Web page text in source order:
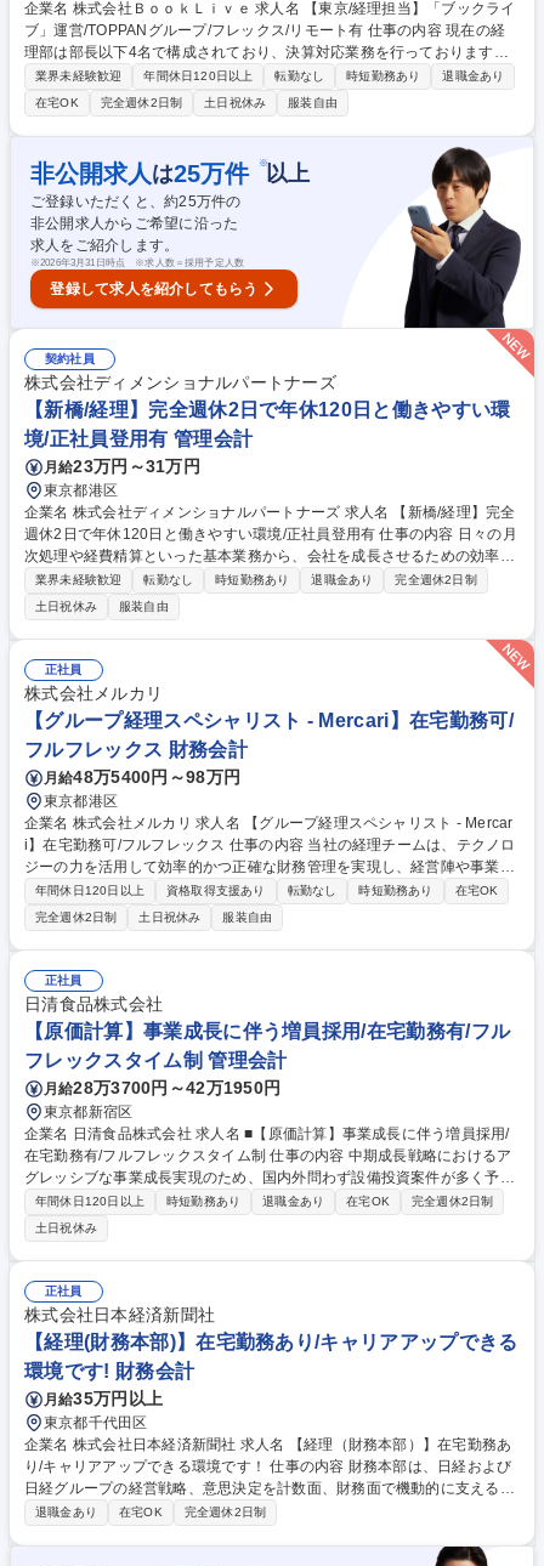
企業名 株式会社ＢｏｏｋＬｉｖｅ 求人名 【東京/経理担当】「ブックライ
ブ」運営/TOPPANグループ/フレックス/リモート有 仕事の内容 現在の経
理部は部長以下4名で構成されており、決算対応業務を行っております。
一人に任せられる業務の幅が広いため、経理業務全般を経験することが可
能です。 部の中心となるプレイヤークラスを募集します。将来的には親会
社であるTOPPAN社との連結決算までご経験を積むことができる環境で
す。 【具体的な業務】＜月次決算業務＞・経費申請、従業員の立替精算チ
ェック・売上、売上原価等の会計伝票の起票・債権管理（入金消込、請求
書発行のチェック）・債務管理（振込処理、各種税金納付）※会計システ
ムははオービックを使用します。 募集職種 【東京/経理担当】「ブックラ
イブ」運営/TOPPANグループ/フレックス/リモート有
業界未経験歓迎 年間休日120日以上 転勤なし 時短勤務あり
退職金あり
在宅OK
完全週休2日制 土日祝休み 服装自由
非公開求人 は25万件 ※以上
ご登録いただくと、約25万件の
非公開求人からご希望に沿った
求人をご紹介します。
※2026年3月31日時点 ※求人数＝採用予定人数
登録して求人を紹介してもらう
契約社員
株式会社ディメンショナルパートナーズ
【新橋/経理】完全週休2日で年休120日と働きやすい環
境/正社員登用有 管理会計
月給23万円～31万円
東京都港区
企業名 株式会社ディメンショナルパートナーズ 求人名 【新橋/経理】完全
週休2日で年休120日と働きやすい環境/正社員登用有 仕事の内容 日々の月
次処理や経費精算といった基本業務から、会社を成長させるための効率
化・改善提案まで、幅広くお任せしたいと考えています 【業務内容】 ■日
次業務（仕訳入力、経費精算、ファイリング業務）■月次決算及び年次決
算業務■経理業務のフロー見直し■新たなシステム導入の提案・実行 自
社・クライアントの業務経験を通して、業務改善や効率化にも積極的に関
われるため、ただ作業をこなすだけでなく、自分の取り組みやアイデアで
会社に貢献するやりがいを感じられます。 募集職種 【新橋/経理】完全週
休2日で年休120日と働きやすい環境/正社員登用有
業界未経験歓迎 転勤なし 時短勤務あり 退職金あり
完全週休2日制
土日祝休み
服装自由
正社員
株式会社メルカリ
【グループ経理スペシャリスト - Mercari】在宅勤務可/
フルフレックス 財務会計
月給48万5400円～98万円
東京都港区
企業名 株式会社メルカリ 求人名 【グループ経理スペシャリスト - Mercar
i】在宅勤務可/フルフレックス 仕事の内容 当社の経理チームは、テクノロ
ジーの力を活用して効率的かつ正確な財務管理を実現し、経営陣や事業部
門に対して信頼性の高い財務情報を迅速に提供することを目指し、以下の
業務をお任せします。 ■業務システムや社内の独自システムを用いて以下
の業務を行います：月次、四半期、年次の単体および連結決算業務、監査
法人対応、内部統制監査対応、その他関連業務■経理業務におけるプロダ
クトリリース対応：会計・開示・業法の観点に加えて、実現するためのシ
ステム・オペレーションの観点から検討。プロダクトチームと連携して適
切な決算・開示体制を維持しながらサービスの開発に貢献していきます。
募集職種 【グループ経理スペシャリスト - Mercari】在宅勤務可/フルフレ
ックス
年間休日120日以上 資格取得支援あり 転勤なし 時短勤務あり
在宅OK
完全週休2日制
土日祝休み 服装自由
正社員
日清食品株式会社
【原価計算】事業成長に伴う増員採用/在宅勤務有/フル
フレックスタイム制 管理会計
月給28万3700円～42万1950円
東京都新宿区
企業名 日清食品株式会社 求人名 ■【原価計算】事業成長に伴う増員採用/
在宅勤務有/フルフレックスタイム制 仕事の内容 中期成長戦略におけるア
グレッシブな事業成長実現のため、国内外問わず設備投資案件が多く予定
されており、原価計算のポジションにおいて事業の中核を担う人材の採用
を検討しております。 【製造原価管理業務実務（実務を担当している国内
事業会社】 ■新製品の製造原価試算の実施 ■月次実績の集計と妥当性検証
■事業計画の集計と妥当性検証 ■各種プロジェクト推進に際しての製造原
価試算 【製造原価管理業務サポート】 上記1．以外の事業会社に対する製
造原価管理業務のサポート 募集職種 ■【原価計算】事業成長に伴う増員採
用/在宅勤務有/フルフレックスタイム制
年間休日120日以上 時短勤務あり 退職金あり 在宅OK
完全週休2日制
土日祝休み
正社員
株式会社日本経済新聞社
【経理(財務本部)】在宅勤務あり/キャリアアップできる
環境です! 財務会計
月給35万円以上
東京都千代田区
企業名 株式会社日本経済新聞社 求人名 【経理（財務本部）】在宅勤務あ
り/キャリアアップできる環境です！ 仕事の内容 財務本部は、日経および
日経グループの経営戦略、意思決定を計数面、財務面で機動的に支える組
織です。管理会計、決算、監査対応などのルーチン業務に加え、最新の会
実・丁寧に仕事に取り組み、部内や事業を行う現場と円滑に仕事を進める
退職金あり 在宅OK 完全週休2日制